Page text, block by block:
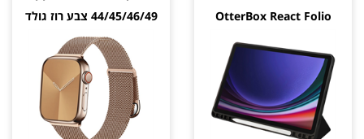
OtterBox React Folio
44/45/46/49 צבע רוז גולד
Rose Gold